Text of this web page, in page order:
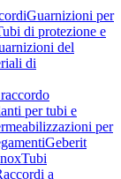
Guarnizioni per
di protezione e
del
di
per tubi e
per
Geberit
Tubi
a